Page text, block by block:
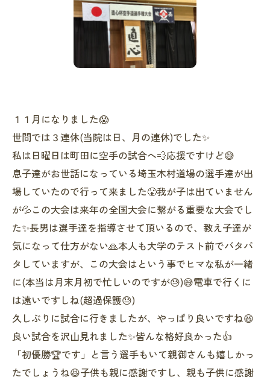
１１月になりました😱
世間では３連休(当院は日、月の連休)でした✨
私は日曜日は町田に空手の試合へ💨応援ですけど😅
息子達がお世話になっている埼玉木村道場の選手達が出
場していたので行って来ました😤我が子は出ていません
が💦この大会は来年の全国大会に繋がる重要な大会でし
た✨長男は選手達を指導させて頂いるので、教え子達が
気になって仕方がない🙏本人も大学のテスト前でバタバ
タしていますが、この大会はという事でヒマな私が一緒
に(本当は月末月初で忙しいのですが😓)😅電車で行くに
は遠いですしね(超過保護😓)
久しぶりに試合に行きましたが、やっぱり良いですね😆
良い試合を沢山見れました✨皆んな格好良かった👍
「初優勝🏆です」と言う選手もいて親御さんも嬉しかっ
たでしょうね😆子供も親に感謝ですし、親も子供に感謝